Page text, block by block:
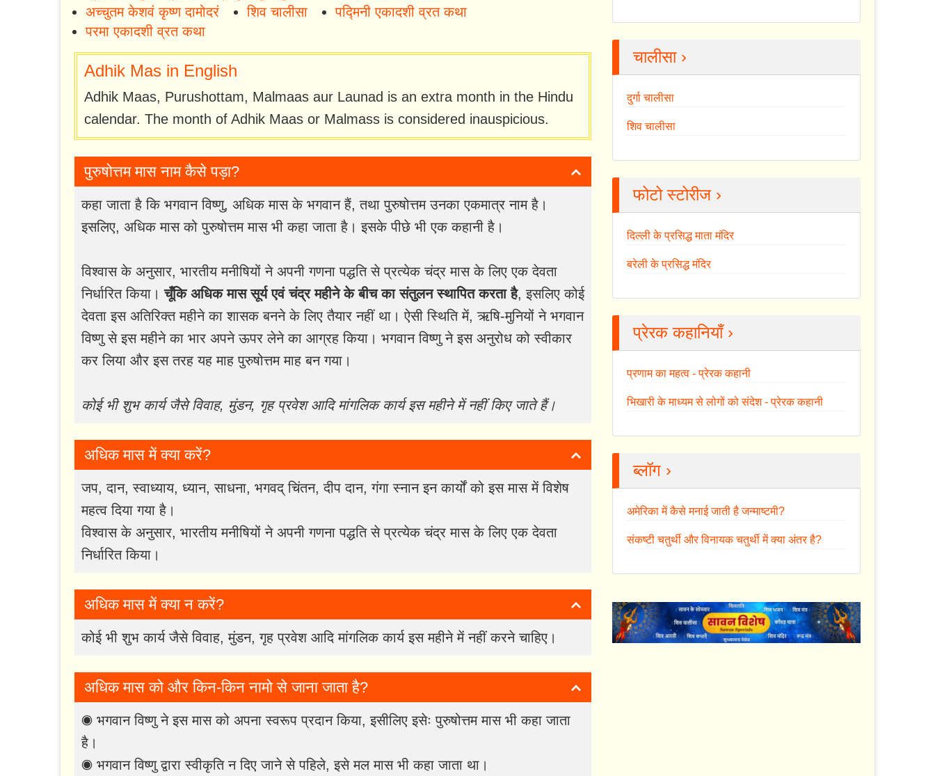
अच्चुतम केशवं कृष्ण दामोदरं
शिव चालीसा
पद्मिनी एकादशी व्रत कथा
परमा एकादशी व्रत कथा
Adhik Mas in English
Adhik Maas, Purushottam, Malmaas aur Launad is an extra month in the Hindu
calendar. The month of Adhik Maas or Malmass is considered inauspicious.
पुरुषोत्तम मास नाम कैसे पड़ा?
कहा जाता है कि भगवान विष्णु, अधिक मास के भगवान हैं, तथा पुरुषोत्तम उनका एकमात्र नाम है।
इसलिए, अधिक मास को पुरुषोत्तम मास भी कहा जाता है। इसके पीछे भी एक कहानी है।
विश्वास के अनुसार, भारतीय मनीषियों ने अपनी गणना पद्धति से प्रत्येक चंद्र मास के लिए एक देवता
निर्धारित किया।चूँकि अधिक मास सूर्य एवं चंद्र महीने के बीच का संतुलन स्थापित करता है, इसलिए कोई
देवता इस अतिरिक्त महीने का शासक बनने के लिए तैयार नहीं था। ऐसी स्थिति में, ऋषि-मुनियों ने भगवान
विष्णु से इस महीने का भार अपने ऊपर लेने का आग्रह किया। भगवान विष्णु ने इस अनुरोध को स्वीकार
कर लिया और इस तरह यह माह पुरुषोत्तम माह बन गया।
कोई भी शुभ कार्य जैसे विवाह, मुंडन, गृह प्रवेश आदि मांगलिक कार्य इस महीने में नहीं किए जाते हैं।
अधिक मास में क्या करें?
जप, दान, स्वाध्याय, ध्यान, साधना, भगवद् चिंतन, दीप दान, गंगा स्नान इन कार्यों को इस मास में विशेष
महत्व दिया गया है।
विश्वास के अनुसार, भारतीय मनीषियों ने अपनी गणना पद्धति से प्रत्येक चंद्र मास के लिए एक देवता
निर्धारित किया।
अधिक मास में क्या न करें?
कोई भी शुभ कार्य जैसे विवाह, मुंडन, गृह प्रवेश आदि मांगलिक कार्य इस महीने में नहीं करने चाहिए।
अधिक मास को और किन-किन नामो से जाना जाता है?
◉ भगवान विष्णु ने इस मास को अपना स्वरूप प्रदान किया, इसीलिए इसेः पुरुषोत्तम मास भी कहा जाता
है।
◉ भगवान विष्णु द्वारा स्वीकृति न दिए जाने से पहिले, इसे मल मास भी कहा जाता था।
चालीसा ›
दुर्गा चालीसा
शिव चालीसा
फोटो स्टोरीज ›
दिल्ली के प्रसिद्ध माता मंदिर
बरेली के प्रसिद्ध मंदिर
प्रेरक कहानियाँ ›
प्रणाम का महत्व - प्रेरक कहानी
भिखारी के माध्यम से लोगों को संदेश - प्रेरक कहानी
ब्लॉग ›
अमेरिका में कैसे मनाई जाती है जन्माष्टमी?
संकष्टी चतुर्थी और विनायक चतुर्थी में क्या अंतर है?